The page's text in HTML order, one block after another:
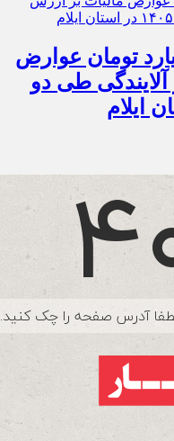
توزیع ۱۰۷ میلیارد تومان عوارض
طی دو